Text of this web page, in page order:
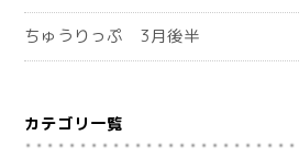
ちゅうりっぷ 3月後半
カテゴリ一覧